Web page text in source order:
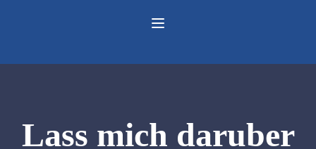
Lass mich daruber